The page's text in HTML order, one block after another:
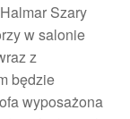
Szary
w salonie
z
będzie
wyposażona